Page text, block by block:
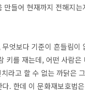
만들어 현재까지 전해지
엇보다 기준이 흔들림
키를 재는데, 어떤 사람
라고 할 수 없는 까닭은
. 한데 이 문화재보호법